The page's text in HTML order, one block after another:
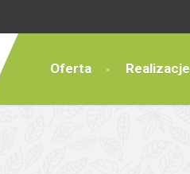
Oferta Realizacje